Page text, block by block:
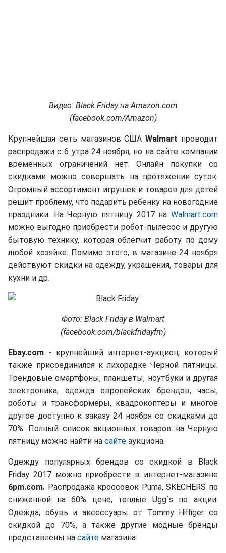
Видео: Black Friday на Amazon.com
(facebook.com/Amazon)
Крупнейшая сеть магазинов СШАWalmart проводит
распродажи с 6 утра 24 ноября, но на сайте компании
временных ограничений нет. Онлайн покупки со
скидками можно совершать на протяжении суток.
Огромный ассортимент игрушек и товаров для детей
решит проблему, что подарить ребенку на новогодние
праздники. На Черную пятницу 2017 на Walmart.com
можно выгодно приобрести робот-пылесос и другую
бытовую технику, которая облегчит работу по дому
любой хозяйке. Помимо этого, в магазине 24 ноября
действуют скидки на одежду, украшения, товары для
кухни и др.
Фото: Black Friday в Walmart
(facebook.com/blackfridayfm)
Ebay.com - крупнейший интернет-аукцион, который
также присоединился к лихорадке Черной пятницы.
Трендовые смартфоны, планшеты, ноутбуки и другая
электроника, одежда европейских брендов, часы,
роботы и трансформеры, квадрокоптеры и многое
другое доступно к заказу 24 ноября со скидками до
70%. Полный список акционных товаров на Черную
пятницу можно найти на сайте аукциона.
Одежду популярных брендов со скидкой в Black
Friday 2017 можно приобрести в интернет-магазине
6pm.com. Распродажа кроссовок Puma, SKECHERS по
сниженной на 60% цене, теплые Ugg`s по акции.
Одежда, обувь и аксессуары от Tommy Hilfiger со
скидкой до 70%, а также другие модные бренды
представлены на сайте магазина.